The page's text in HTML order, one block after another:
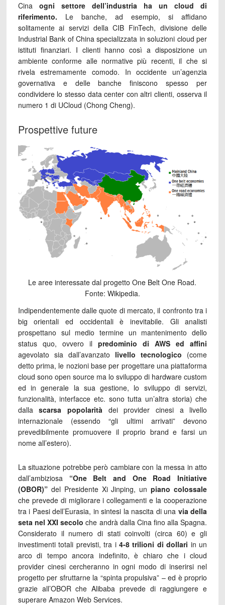
Cina ogni settore dell’industria ha un cloud di
riferimento. Le banche, ad esempio, si affidano
solitamente ai servizi della CIB FinTech, divisione delle
Industrial Bank of China specializzata in soluzioni cloud per
istituti finanziari. I clienti hanno così a disposizione un
ambiente conforme alle normative più recenti, il che si
rivela estremamente comodo. In occidente un’agenzia
governativa e delle banche finiscono spesso per
condividere lo stesso data center con altri clienti, osserva il
numero 1 di UCloud (Chong Cheng).
Prospettive future
Le aree interessate dal progetto One Belt One Road.
Fonte: Wikipedia.
Indipendentemente dalle quote di mercato, il confronto tra i
big orientali ed occidentali è inevitabile. Gli analisti
prospettano sul medio termine un mantenimento dello
status quo, ovvero il predominio di AWS ed affini
agevolato sia dall’avanzato livello tecnologico (come
detto prima, le nozioni base per progettare una piattaforma
cloud sono open source ma lo sviluppo di hardware custom
ed in generale la sua gestione, lo sviluppo di servizi,
funzionalità, interfacce etc. sono tutta un’altra storia) che
dallascarsa popolarità dei provider cinesi a livello
internazionale (essendo “gli ultimi arrivati” devono
prevedibilmente promuovere il proprio brand e farsi un
nome all’estero).
La situazione potrebbe però cambiare con la messa in atto
dall’ambiziosa “One Belt and One Road Initiative
(OBOR)”del Presidente Xi Jinping, unpiano colossale
che prevede di migliorare i collegamenti e la cooperazione
tra i Paesi dell’Eurasia, in sintesi la nascita di una via della
seta nel XXI secolo che andrà dalla Cina fino alla Spagna.
Considerato il numero di stati coinvolti (circa 60) e gli
investimenti totali previsti, tra i4-8 trilioni di dollari in un
arco di tempo ancora indefinito, è chiaro che i cloud
provider cinesi cercheranno in ogni modo di inserirsi nel
progetto per sfruttarne la “spinta propulsiva” – ed è proprio
grazie all’OBOR che Alibaba prevede di raggiungere e
superare Amazon Web Services.